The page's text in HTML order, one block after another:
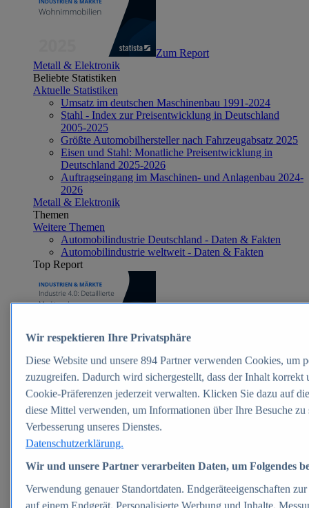
Zum Report
Metall & Elektronik
Beliebte Statistiken
Aktuelle Statistiken
Umsatz im deutschen Maschinenbau 1991-2024
Stahl - Index zur Preisentwicklung in Deutschland
2005-2025
Größte Automobilhersteller nach Fahrzeugabsatz 2025
Eisen und Stahl: Monatliche Preisentwicklung in
Deutschland 2025-2026
Auftragseingang im Maschinen- und Anlagenbau 2024-
2026
Metall & Elektronik
Themen
Weitere Themen
Automobilindustrie Deutschland - Daten & Fakten
Automobilindustrie weltweit - Daten & Fakten
Top Report
Zum Report
Beliebte Statistiken
Aktuelle Statistiken
E-Commerce - Entwicklung des Umsatzes in
Deutschland 1999-2025
Umsatz von Amazon in Deutschland und weltweit
2010-2025
B2C-E-Commerce: Top-50 Online Shops in
Deutschland 2024
Marktanteile von Online-Zahlungsverfahren in
Deutschland 2024
Umsatzstarke Warengruppen im Online-Handel in
Deutschland 2023-2025
Wir respektieren Ihre Privatsphäre
Diese Website und unsere 894 Partner verwenden Cookies, um
zuzugreifen. Dadurch wird sichergestellt, dass der Inhalt
Cookie-Präferenzen jederzeit verwalten. Klicken Sie dazu auf
diese Mittel verwenden, um Informationen über Ihre Besuche
Verbesserung unseres Dienstes.
Datenschutzerklärung.
Wir und unsere Partner verarbeiten Daten, um Folgendes
Verwendung genauer Standortdaten. Endgeräteeigenschaften
auf einem Endgerät. Personalisierte Werbung und Inhalte,